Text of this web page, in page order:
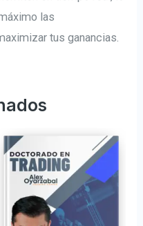
las
tus ganancias.